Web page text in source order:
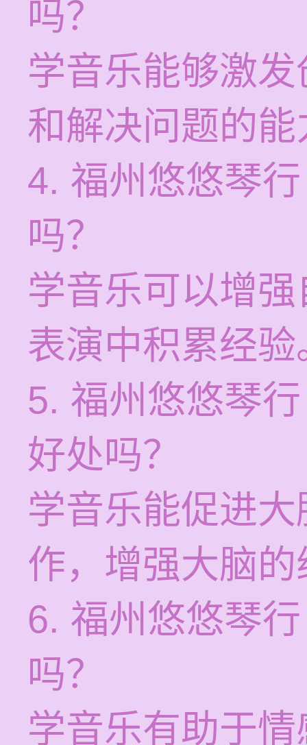
吗？
学音乐能够激
和解决问题的能
4. 福州悠悠琴
吗？
学音乐可以增
表演中积累经验
5. 福州悠悠琴
好处吗？
学音乐能促进
作，增强大脑
6. 福州悠悠琴
吗？
学音乐有助于